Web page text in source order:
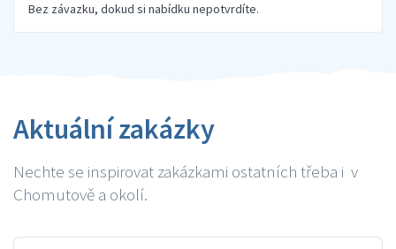
Bez závazku, dokud si nabídku nepotvrdíte.
Aktuální zakázky
Nechte se inspirovat zakázkami ostatních třeba i v
Chomutově a okolí.